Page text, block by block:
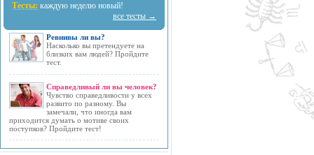
Тесты: каждую неделю новый!
все тесты →
Ревнивы ли вы?
Насколько вы претендуете на
близких вам людей? Пройдите
тест.
Справедливый ли вы человек?
Чувство справедливости у всех
развито по разному. Вы
замечали, что иногда вам
приходится думать о мотиве своих
поступков? Пройдите тест!